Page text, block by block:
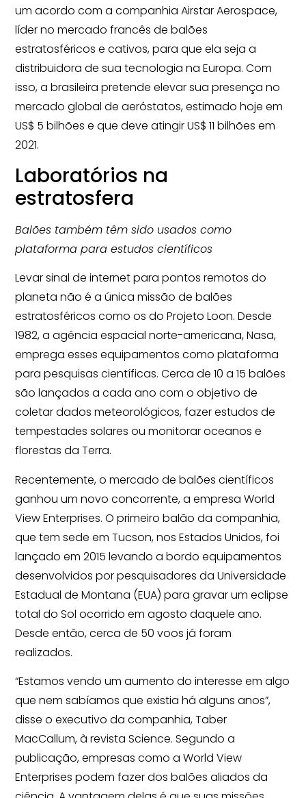
um acordo com a companhia Airstar Aerospace,
líder no mercado francês de balões
estratosféricos e cativos, para que ela seja a
distribuidora de sua tecnologia na Europa. Com
isso, a brasileira pretende elevar sua presença no
mercado global de aeróstatos, estimado hoje em
US$ 5 bilhões e que deve atingir US$ 11 bilhões em
2021.
Laboratórios na
estratosfera
Balões também têm sido usados como
plataforma para estudos científicos
Levar sinal de internet para pontos remotos do
planeta não é a única missão de balões
estratosféricos como os do Projeto Loon. Desde
1982, a agência espacial norte-americana, Nasa,
emprega esses equipamentos como plataforma
para pesquisas científicas. Cerca de 10 a 15 balões
são lançados a cada ano com o objetivo de
coletar dados meteorológicos, fazer estudos de
tempestades solares ou monitorar oceanos e
florestas da Terra.
Recentemente, o mercado de balões científicos
ganhou um novo concorrente, a empresa World
View Enterprises. O primeiro balão da companhia,
que tem sede em Tucson, nos Estados Unidos, foi
lançado em 2015 levando a bordo equipamentos
desenvolvidos por pesquisadores da Universidade
Estadual de Montana (EUA) para gravar um eclipse
total do Sol ocorrido em agosto daquele ano.
Desde então, cerca de 50 voos já foram
realizados.
“Estamos vendo um aumento do interesse em algo
que nem sabíamos que existia há alguns anos”,
disse o executivo da companhia, Taber
MacCallum, à revista Science. Segundo a
publicação, empresas como a World View
Enterprises podem fazer dos balões aliados da